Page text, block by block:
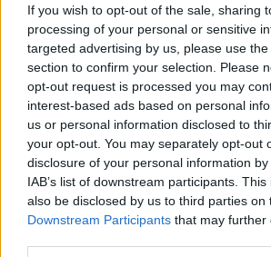
If you wish to opt-out of the sale, sharing
processing of your personal or sensitive
targeted advertising by us, please use
section to confirm your selection. Please
opt-out request is processed you may
interest-based ads based on personal
us or personal information disclosed to
your opt-out. You may separately opt-out
disclosure of your personal information
IAB’s list of downstream participants.
also be disclosed by us to third parties on
Downstream Participants that may further
Men nymotens greier som